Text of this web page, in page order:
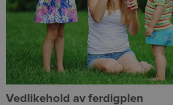
Vedlikehold av ferdigplen